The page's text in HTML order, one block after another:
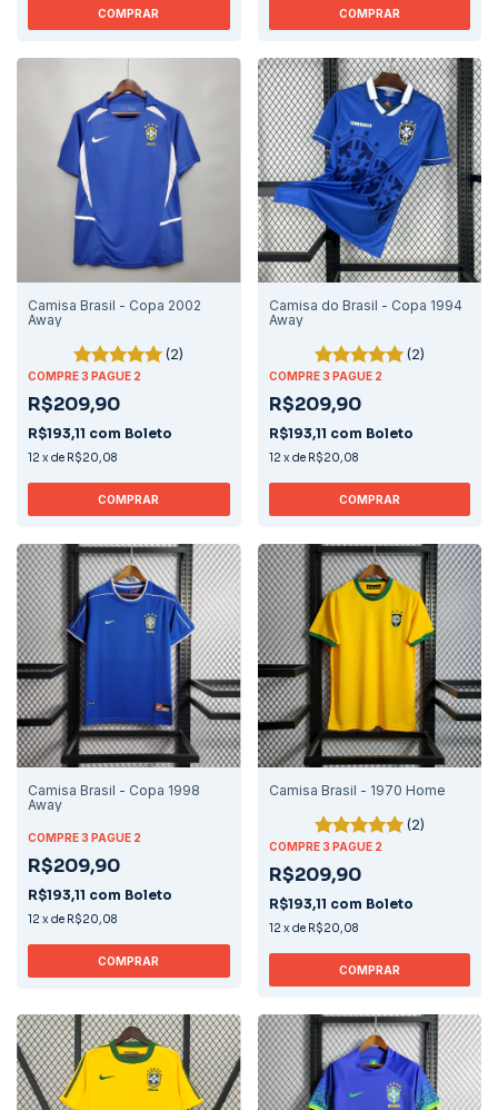
COMPRAR COMPRAR
Camisa Brasil - Copa 2002
Away
(2)
COMPRE 3 PAGUE 2
R$209,90
R$193,11 com Boleto
12 x de R$20,08
COMPRAR
Camisa do Brasil - Copa 1994
Away
(2)
COMPRE 3 PAGUE 2
R$209,90
R$193,11 com Boleto
12 x de R$20,08
COMPRAR
Camisa Brasil - Copa 1998
Away
COMPRE 3 PAGUE 2
R$209,90
R$193,11 com Boleto
12 xde R$20,08
COMPRAR
Camisa Brasil - 1970 Home
(2)
COMPRE 3 PAGUE 2
R$209,90
R$193,11 com Boleto
12 xde R$20,08
COMPRAR